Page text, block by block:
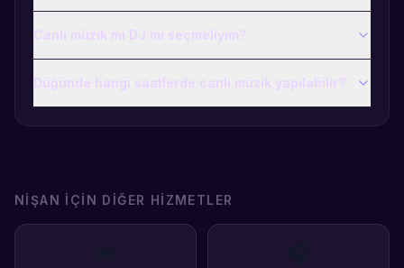
Canlı müzik mi DJ mi seçmeliyim?
Düğünde hangi saatlerde canlı müzik yapılabilir?
NIŞAN İÇIN DIĞER HIZMETLER